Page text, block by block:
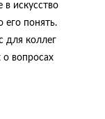
в искусство
его понять.
для коллег
вопросах